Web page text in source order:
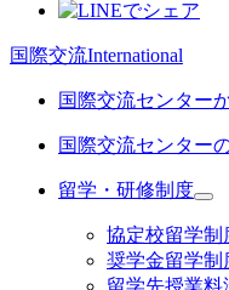
国際交流International
国際交流センター
国際交流センター
留学・研修制度
協定校留学制
奨学金留学制